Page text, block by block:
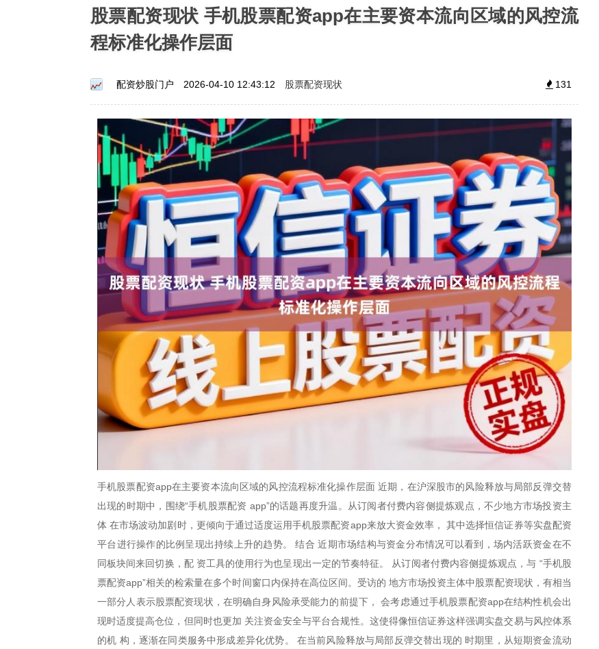
股票配资现状 手机股票配资app在主要资本流向区域的风控流
程标准化操作层面
配资炒股门户 2026-04-10 12:43:12 股票配资现状 131
手机股票配资app在主要资本流向区域的风控流程标准化操作层面 近期，在沪深股市的风险释放与局部反弹交替
出现的时期中，围绕“手机股票配资 app”的话题再度升温。从订阅者付费内容侧提炼观点，不少地方市场投资主
体 在市场波动加剧时，更倾向于通过适度运用手机股票配资app来放大资金效率， 其中选择恒信证券等实盘配资
平台进行操作的比例呈现出持续上升的趋势。 结合 近期市场结构与资金分布情况可以看到，场内活跃资金在不
同板块间来回切换，配 资工具的使用行为也呈现出一定的节奏特征。 从订阅者付费内容侧提炼观点，与 “手机股
票配资app”相关的检索量在多个时间窗口内保持在高位区间。受访的 地方市场投资主体中股票配资现状，有相当
一部分人表示股票配资现状，在明确自身风险承受能力的前提下， 会考虑通过手机股票配资app在结构性机会出
现时适度提高仓位，但同时也更加 关注资金安全与平台合规性。这使得像恒信证券这样强调实盘交易与风控体系
的机 构，逐渐在同类服务中形成差异化优势。 在当前风险释放与局部反弹交替出现的 时期里，从短期资金流动